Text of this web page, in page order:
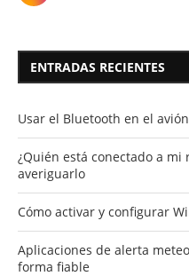
ENTRADAS RECIENTES
Usar el Bluetooth en el
¿Quién está conectado a mi
averiguarlo
Cómo activar y configurar
Aplicaciones de alerta
forma fiable